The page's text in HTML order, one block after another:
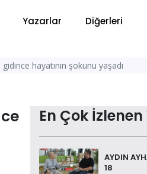
Yazarlar Diğerleri
hayatının şokunu yaşadı
En Çok
AYDIN
18